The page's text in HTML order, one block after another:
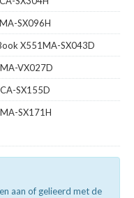
SX096H
X551MA-SX043D
VX027D
SX155D
SX171H
aan of gelieerd met de